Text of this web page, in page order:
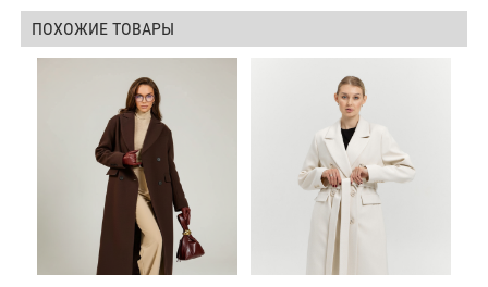
ПОХОЖИЕ ТОВАРЫ